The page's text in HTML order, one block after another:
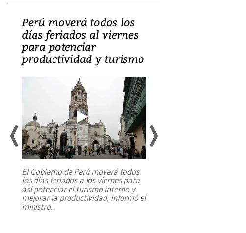
Perú moverá todos los
días feriados al viernes
para potenciar
productividad y turismo
El Gobierno de Perú moverá todos
los días feriados a los viernes para
así potenciar el turismo interno y
mejorar la productividad, informó el
ministro...